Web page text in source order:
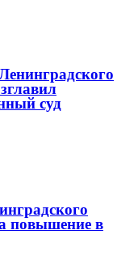
суд
повышение в